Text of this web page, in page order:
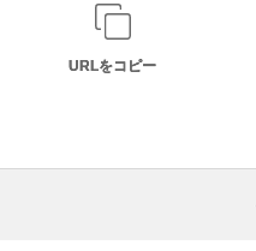
URLをコピー